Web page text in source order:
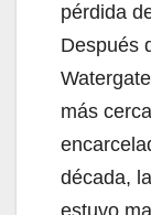
pérdida
Después
más
década,